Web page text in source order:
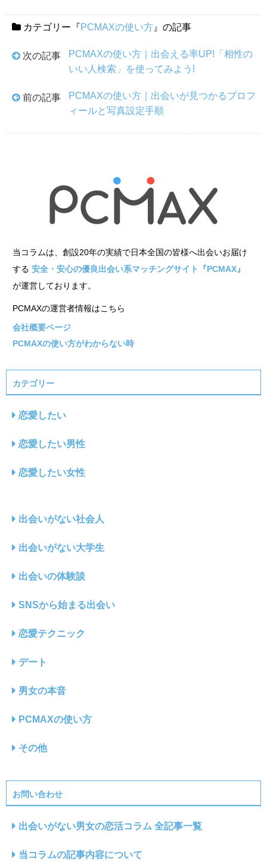
カテゴリー『PCMAXの使い方 』の記事
次の記事
PCMAXの使い方｜出会える率UP!「相性の
いい人検索」を使ってみよう!
前の記事
PCMAXの使い方｜出会いが見つかるプロフ
ィールと写真設定手順
当コラムは、創設20年の実績で日本全国の皆様へ出会いお届け
する 安全・安心の優良出会い系マッチングサイト『PCMAX』
が運営しております。
PCMAXの運営者情報はこちら
会社概要ページ
PCMAXの使い方がわからない時
カテゴリー
恋愛したい
恋愛したい男性
恋愛したい女性
出会いがない社会人
出会いがない大学生
出会いの体験談
SNSから始まる出会い
恋愛テクニック
デート
男女の本音
PCMAXの使い方
その他
お問い合わせ
出会いがない男女の恋活コラム 全記事一覧
当コラムの記事内容について